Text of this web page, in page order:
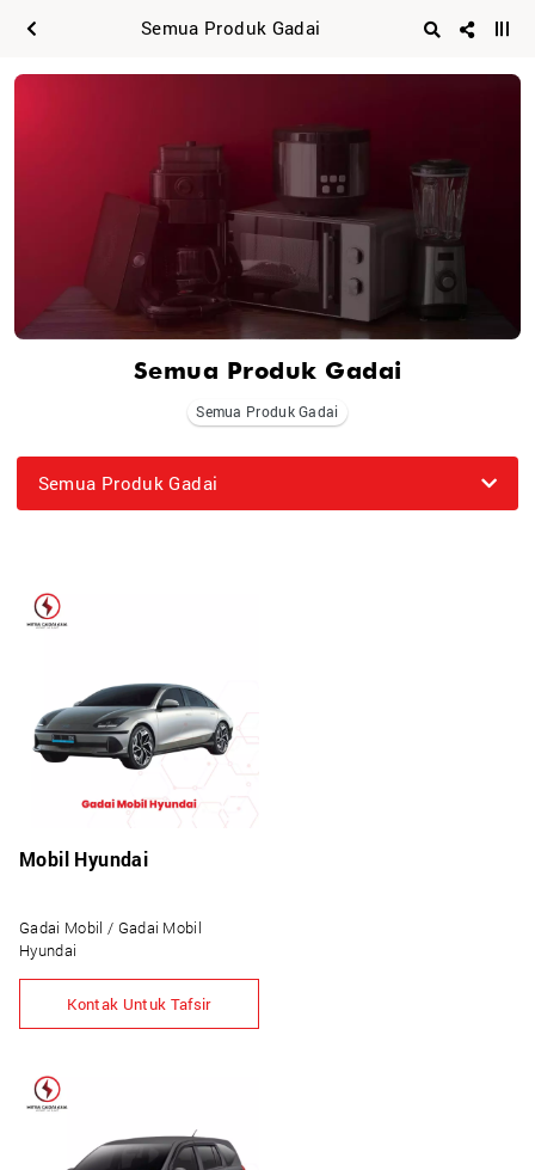
Semua Produk Gadai
Semua Produk Gadai
Semua Produk Gadai
Semua Produk Gadai
Mobil Hyundai
Gadai Mobil / Gadai Mobil
Hyundai
Kontak Untuk Tafsir